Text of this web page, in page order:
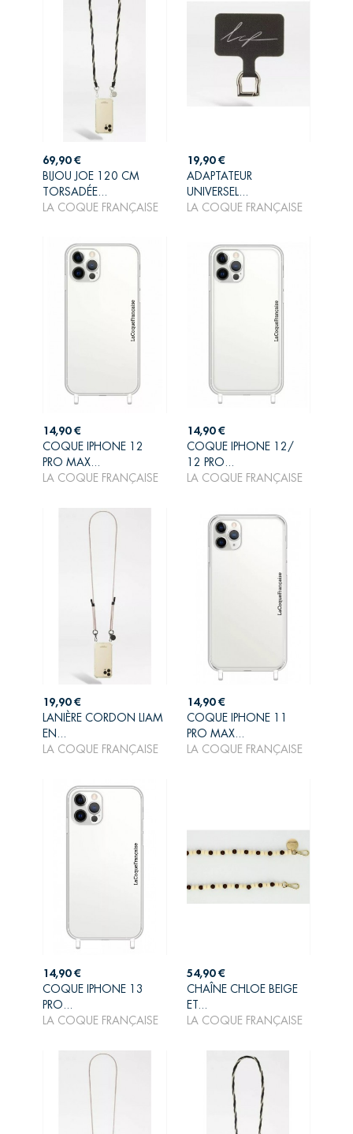
Prix
69,90 €
BIJOU JOE 120 CM
TORSADÉE...
LA COQUE FRANÇAISE
AJOUTER AU
PANIER
Prix
19,90 €
ADAPTATEUR
UNIVERSEL...
LA COQUE FRANÇAISE
AJOUTER AU
PANIER
Prix
14,90 €
COQUE IPHONE 12
PRO MAX...
LA COQUE FRANÇAISE
AJOUTER AU
PANIER
Prix
14,90 €
COQUE IPHONE 12/
12 PRO...
LA COQUE FRANÇAISE
AJOUTER AU
PANIER
Prix
19,90 €
LANIÈRE CORDON LIAM
EN...
LA COQUE FRANÇAISE
AJOUTER AU
Prix
14,90 €
COQUE IPHONE 11
PRO MAX...
LA COQUE FRANÇAISE
AJOUTER AU
PANIER
Prix
14,90 €
COQUE IPHONE 13
PRO...
LA COQUE FRANÇAISE
AJOUTER AU
Prix
54,90 €
CHAÎNE CHLOE BEIGE
ET...
LA COQUE FRANÇAISE
AJOUTER AU